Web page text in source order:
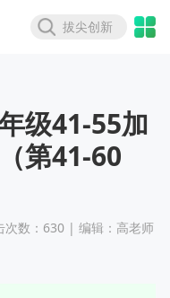
拔尖创新
级41-55加
第41-60
数：630 | 编辑：高老师